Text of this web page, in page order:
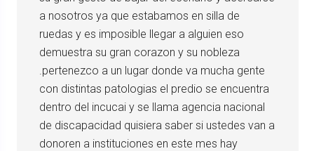
a nosotros ya que estabamos en silla de
ruedas y es imposible llegar a alguien eso
demuestra su gran corazon y su nobleza
.pertenezco a un lugar donde va mucha gente
con distintas patologias el predio se encuentra
dentro del incucai y se llama agencia nacional
de discapacidad quisiera saber si ustedes van a
donoren a instituciones en este mes hay